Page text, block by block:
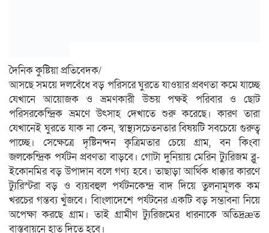
দৈনিক কুষ্টিয়া প্রতিবেদক/
আসছে সময়ে দলবেঁধে বড় পরিসরে ঘুরতে যাওয়ার প্রবণতা কমে যাচ্ছে
যেখানে আয়োজক ও ভ্রমণকারী উভয় পক্ষই পরিবার ও ছোট
পরিসরকেন্দ্রিক ভ্রমণে উৎসাহ দেখাতে শুরু করেছে। কারণ তারা
যেখানেই ঘুরতে যাক না কেন, স্বাস্থ্যসচেতনতার বিষয়টি সবচেয়ে গুরুত্ব
পাচ্ছে। সেক্ষেত্রে দৃষ্টিনন্দন কৃত্রিমতার চেয়ে গ্রাম, বন কিংবা
জলকেন্দ্রিক পর্যটন প্রবণতা বাড়বে। গোটা দুনিয়ায় মেরিন ট্যুরিজম ব্লু-
ইকোনমির বড় উপাদান বলে গণ্য হবে। তাছাড়া আর্থিক ধাক্কার কারণে
ট্যুরিস্টরা বড় ও ব্যয়বহুল পর্যটনকেন্দ্র বাদ দিয়ে তুলনামূলক কম
খরচের গন্তব্য খুঁজবে। বিাংলাদেশে পর্যটনের একটি বড় সম্ভাবনা নিয়ে
অপেক্ষা করছে গ্রাম। তাই গ্রামীণ ট্যুরিজমের ধারনাকে অতিদ্রæত
বাস্তবায়নে হাত দিতে হবে।